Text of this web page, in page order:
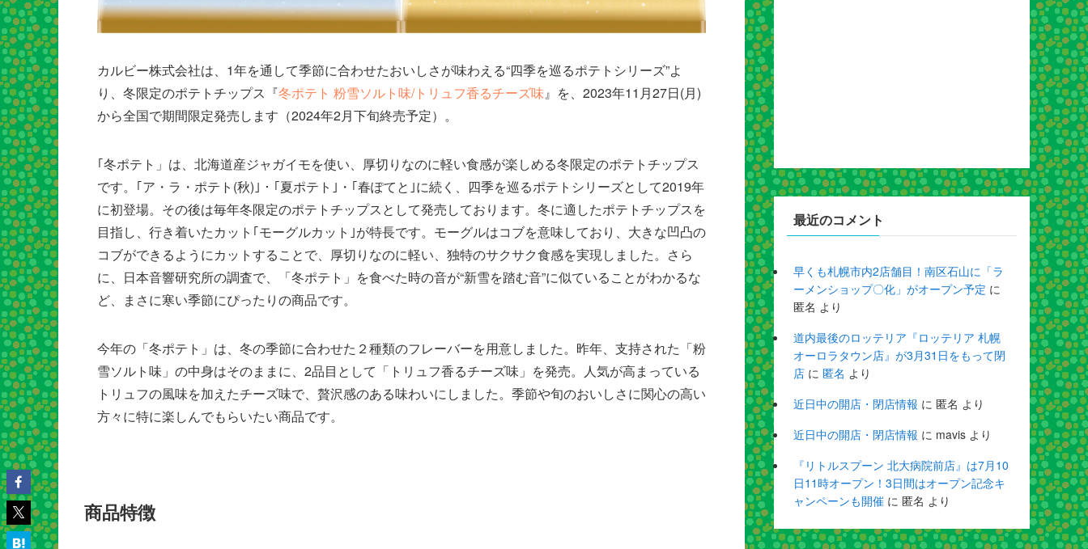
カルビー株式会社は、1年を通して季節に合わせたおいしさが味わえる“四季を巡るポテトシリーズ”よ
り、冬限定のポテトチップス『冬ポテト 粉雪ソルト味/トリュフ香るチーズ味』を、2023年11月27日(月)
から全国で期間限定発売します（2024年2月下旬終売予定）。
｢冬ポテト」は、北海道産ジャガイモを使い、厚切りなのに軽い食感が楽しめる冬限定のポテトチップス
です。｢ア・ラ・ポテト(秋)｣・｢夏ポテト｣・｢春ぽてと｣に続く、四季を巡るポテトシリーズとして2019年
に初登場。その後は毎年冬限定のポテトチップスとして発売しております。冬に適したポテトチップスを
目指し、行き着いたカット｢モーグルカット｣が特長です。モーグルはコブを意味しており、大きな凹凸の
コブができるようにカットすることで、厚切りなのに軽い、独特のサクサク食感を実現しました。さら
に、日本音響研究所の調査で、「冬ポテト」を食べた時の音が“新雪を踏む音”に似ていることがわかるな
ど、まさに寒い季節にぴったりの商品です。
今年の「冬ポテト」は、冬の季節に合わせた２種類のフレーバーを用意しました。昨年、支持された「粉
雪ソルト味」の中身はそのままに、2品目として「トリュフ香るチーズ味」を発売。人気が高まっている
トリュフの風味を加えたチーズ味で、贅沢感のある味わいにしました。季節や旬のおいしさに関心の高い
方々に特に楽しんでもらいたい商品です。
商品特徴
最近のコメント
早くも札幌市内2店舗目！南区石山に「ラ
ーメンショップ〇化」がオープン予定 に
匿名 より
道内最後のロッテリア『ロッテリア 札幌
オーロラタウン店』が3月31日をもって閉
店 に 匿名 より
近日中の開店・閉店情報 に 匿名 より
近日中の開店・閉店情報 に mavis より
『リトルスプーン 北大病院前店』は7月10
日11時オープン！3日間はオープン記念キ
ャンペーンも開催 に 匿名 より